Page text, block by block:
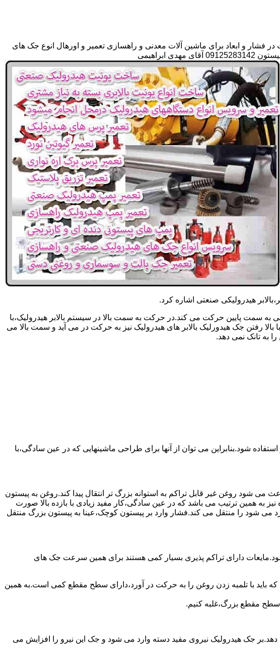
فشار و ابعاد برای ماشین آلات معدنی و راهسازی تعمیر و اورهال انوع جک های
هیدرولیکی صنعتی اشاره کرد.
سمت پایین حرکت می کند.در حرکت به سمت بالا در سیستم بالابر هیدرولیک،با
رفتن جک هیدورلیک بالابر های هیدرولیک نیز به حرکت در می آید و سمت بالا می
به تانک نمی دهد.
شود.بنابراین می توان از آنها برای طراحی ماشینهایی که در عین سادگی،با
شود روغن غیر قابل تراکم به استوانه بزرگ تر انتقال پیدا کند.روغن به پیستون
به همین ترتیب می باشد که در عین سادگی،کار مفید زیادی با بازده بالا صورت
می شود را منتقل می کند.فشار وارد بر پیستون کوچک،عینا به پیستون بزرگ منتقل
دارای تراکم پذیری بسیار کمی هستند برای همین سرعت جک های
با تلمبه زدن روغن را به حرکت در آورد،دارای سطح مقطع کمی است.به همین
سطح مقطع بزرگ،غلبه کنیم.
جک هیدرولیک نیروی مفید دسته وارد می شود و جک این نیرو را افزایش می